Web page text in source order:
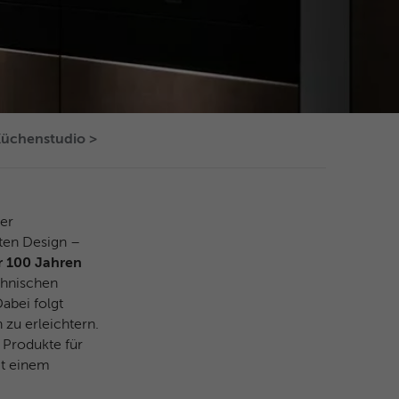
>
Design –
100 Jahren
folgt
zu erleichtern.
Produkte für
einem